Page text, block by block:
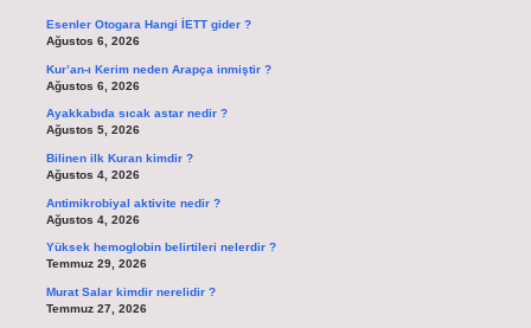
Esenler Otogara Hangi İETT gider ?
Ağustos 6, 2026
Kur’an-ı Kerim neden Arapça inmiştir ?
Ağustos 6, 2026
Ayakkabıda sıcak astar nedir ?
Ağustos 5, 2026
Bilinen ilk Kuran kimdir ?
Ağustos 4, 2026
Antimikrobiyal aktivite nedir ?
Ağustos 4, 2026
Yüksek hemoglobin belirtileri nelerdir ?
Temmuz 29, 2026
Murat Salar kimdir nerelidir ?
Temmuz 27, 2026